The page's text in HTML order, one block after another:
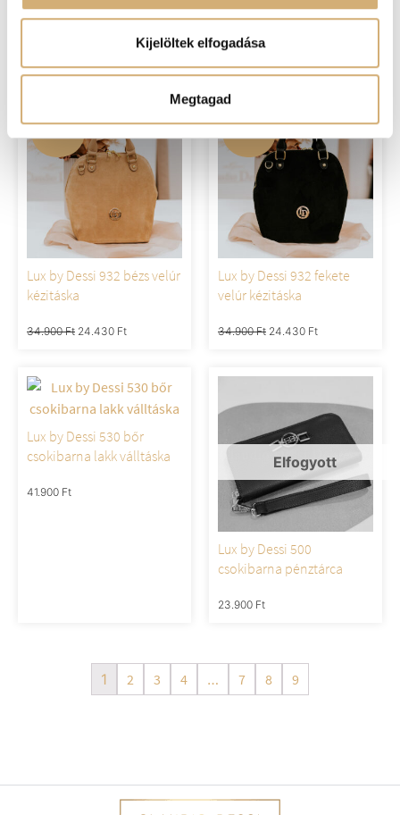
Kijelöltek elfogadása
Megtagad
oldaltáska
csokibarna hátitáska
Lux by Dessi 932 bézs velúr
kézitáska
34.900Ft 24.430 Ft
Lux by Dessi 932 fekete
velúr kézitáska
34.900Ft 24.430 Ft
Lux by Dessi 530 bőr
csokibarna lakk válltáska
41.900 Ft
Lux by Dessi 500
csokibarna pénztárca
23.900 Ft
1 2 3 4 … 7 8 9